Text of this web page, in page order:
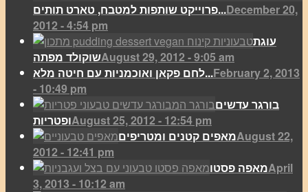
פרוייקט שותפות למטבח, טארט תותים...December 20,
2012 - 4:54 pm
עוגת
שוקולד מפתהAugust 29, 2012 - 9:05 am
לחם פקאן ואוכמניות עם חיטה מלא...February 2, 2013
- 10:49 pm
בורגר עדשים
ופטריותAugust 25, 2012 - 12:54 pm
מאפים קטנים ומטריפיםAugust 22,
2012 - 12:41 pm
מאפה פסטוApril
3, 2013 - 10:12 am